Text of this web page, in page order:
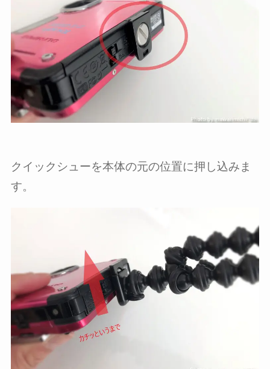
クイックシューを本体の元の位置に押し込みま
す。